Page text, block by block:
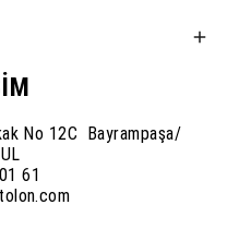
No 12C Bayrampaşa/
61